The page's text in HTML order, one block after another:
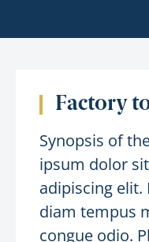
Factory
Synopsis of
ipsum dolor
adipiscing
diam tempus
congue odio.